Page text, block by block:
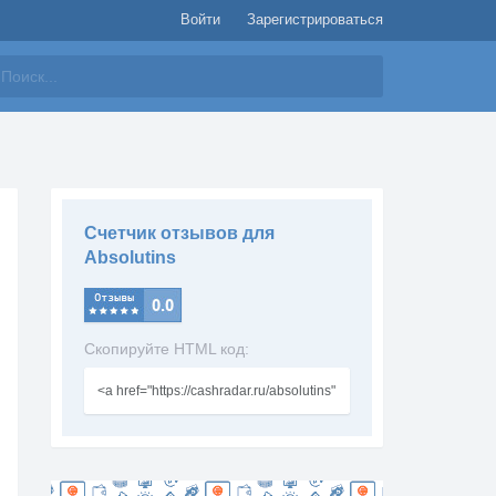
Войти Зарегистрироваться
Счетчик отзывов для
Absolutins
Скопируйте HTML код: